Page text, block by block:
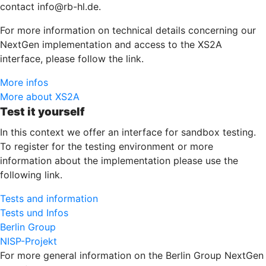
contact info@rb-hl.de.
For more information on technical details concerning our
NextGen implementation and access to the XS2A
interface, please follow the link.
More infos
More about XS2A
Test it yourself
In this context we offer an interface for sandbox testing.
To register for the testing environment or more
information about the implementation please use the
following link.
Tests and information
Tests und Infos
Berlin Group
NISP-Projekt
For more general information on the Berlin Group NextGen